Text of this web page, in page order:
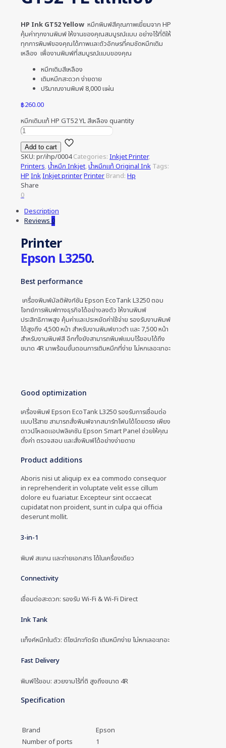
HP Ink GT52 Yellow หมึกพิมพ์สีคุณภาพเยี่ยมจาก HP
คุ้มค่าทุกงานพิมพ์ ให้งานของคุณสมบูรณ์แบบ อย่างไร้ที่ติให้
ทุกการพิมพ์ของคุณได้ภาพและตัวอักษรที่คมชัดหมึกเติม
เหลือง เพื่องานพิมพ์ที่สมบูรณ์แบบของคุณ
หมึกเติมสีเหลือง
เติมหมึกสะดวก ง่ายดาย
ปริมาณงานพิมพ์ 8,000 แผ่น
฿260.00
หมึกเติมแท้ HP GT52 YL สีเหลือง quantity
Add to cart
SKU: pr/ihp/0004 Categories: Inkjet Printer,
Printers,น้ำหมึก Inkjet,น้ำหมึกแท้ Original Ink Tags:
HP InkInkjet printerPrinter Brand: Hp
Share
0
Description
Reviews 0
Printer
Epson L3250.
Best performance
เครื่องพิมพ์มัลติฟังก์ชัน Epson EcoTank L3250 ตอบ
โจทย์การพิมพ์ทางธุรกิจได้อย่างลงตัว ให้งานพิมพ์
ประสิทธิภาพสูง คุ้มค่าและประหยัดค่าใช้จ่าย รองรับงานพิมพ์
ได้สูงถึง 4,500 หน้า สำหรับงานพิมพ์ขาวดำ และ 7,500 หน้า
สำหรับงานพิมพ์สี อีกทั้งยังสามารถพิมพ์แบบไร้ขอบได้ถึง
ขนาด 4R มาพร้อมขั้นตอนการเติมหมึกที่ง่าย ไม่หกเลอะเทอะ
Good optimization
เครื่องพิมพ์ Epson EcoTank L3250 รองรับการเชื่อมต่อ
แบบไร้สาย สามารถสั่งพิมพ์จากสมาร์ทโฟนได้โดยตรง เพียง
ดาวน์โหลดแอปพลิเคชัน Epson Smart Panel ช่วยให้คุณ
ตั้งค่า ตรวจสอบ และสั่งพิมพ์ได้อย่างง่ายดาย
Product additions
Aboris nisi ut aliquip ex ea commodo consequor
in reprehenderit in voluptate velit esse cillum
dolore eu fuariatur. Excepteur sint occaecat
cupidatat non proident, sunt in culpa qui officia
deserunt mollit.
3-in-1
พิมพ์ สแกน และถ่ายเอกสาร ได้ในเครื่องเดียว
Connectivity
เชื่อมต่อสะดวก: รองรับ Wi-Fi & Wi-Fi Direct
Ink Tank
แท็งค์หมึกในตัว: ดีไซน์กะทัดรัด เติมหมึกง่าย ไม่หกเลอะเทอะ
Fast Delivery
พิมพ์ไร้ขอบ: สวยงามไร้ที่ติ สูงถึงขนาด 4R
Specification
Brand
Epson
Number of ports
1